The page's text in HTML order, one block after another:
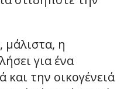
μάλιστα, η
για ένα
την οικογένειά